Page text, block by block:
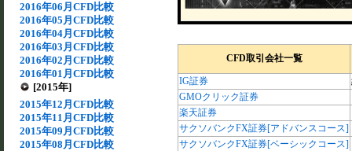
2016年06月CFD比較
2016年05月CFD比較
2016年04月CFD比較
2016年03月CFD比較
2016年02月CFD比較
2016年01月CFD比較
[2015年]
2015年12月CFD比較
2015年11月CFD比較
2015年09月CFD比較
2015年08月CFD比較
CFD取引会社一覧
IG証券
GMOクリック証券
楽天証券
サクソバンクFX証券[アドバンスコース]
サクソバンクFX証券[ベーシックコース]